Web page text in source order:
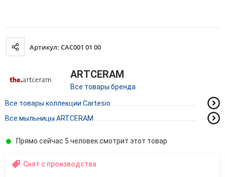
Артикул: CAC001 01 00
ARTCERAM
Все товары бренда
Все товары коллекции Cartesio
Все мыльницы ARTCERAM
Прямо сейчас 5 человек смотрит этот товар
Снят с производства